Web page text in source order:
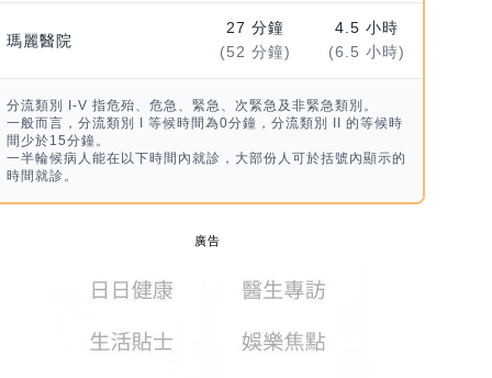
瑪麗醫院
27 分鐘
(52 分鐘)
4.5 小時
(6.5 小時)
分流類別 I-V 指危殆、危急、緊急、次緊急及非緊急類別。
一般而言，分流類別 I 等候時間為0分鐘，分流類別 II 的等候時
間少於15分鐘。
一半輪候病人能在以下時間內就診，大部份人可於括號內顯示的
時間就診。
廣告